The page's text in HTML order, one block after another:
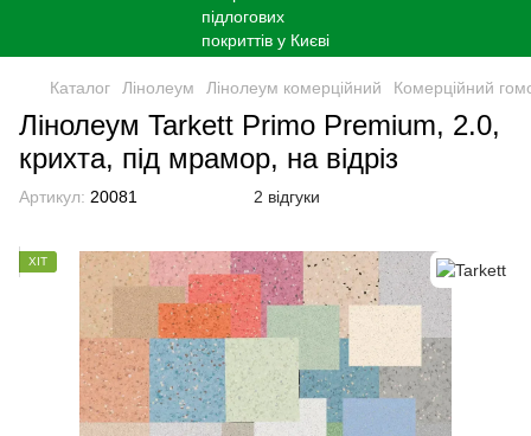
Каталог Лінолеум Лінолеум комерційний Комерційний
Лінолеум Tarkett Primo Premium, 2.0,
крихта, під мрамор, на відріз
Артикул: 20081 2 відгуки
ХІТ